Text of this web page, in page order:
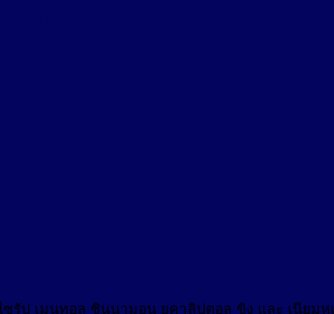
รัป เมนทอล ชินนามอน ยูคาลิปตอล ขิง และ เนียมหู